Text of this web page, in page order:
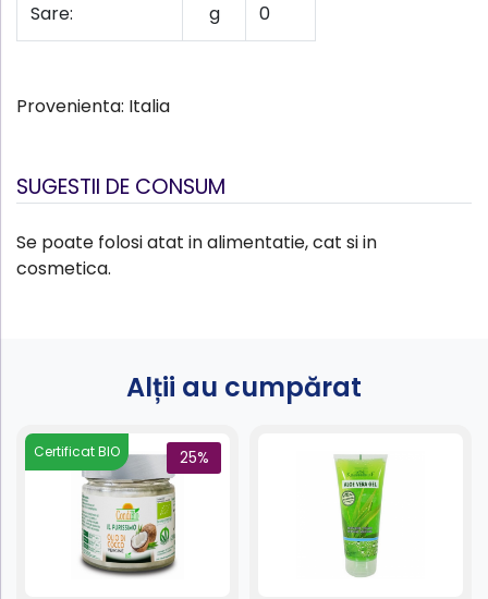
Sare: g 0
Provenienta: Italia
SUGESTII DE CONSUM
Se poate folosi atat in alimentatie, cat si in
cosmetica.
Alții au cumpărat
25%
Certificat BIO